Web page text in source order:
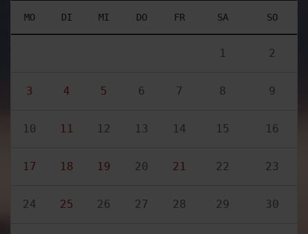
MO DI MI DO FR SA SO
1 2
3 4 5 6 7 8 9
10 11 12 13 14 15 16
17 18 19 20 21 22 23
24 25 26 27 28 29 30